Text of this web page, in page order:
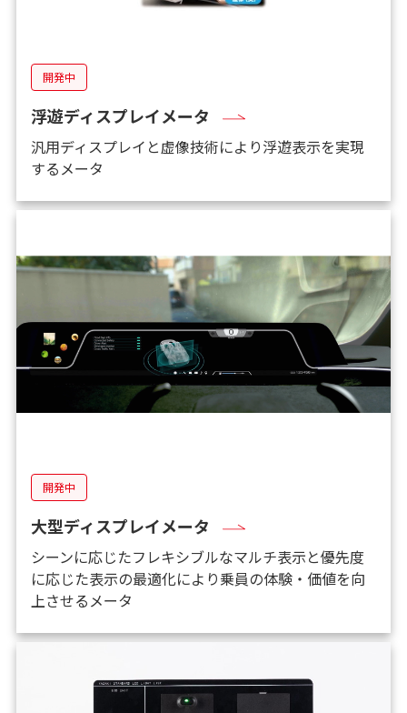
開発中
浮遊ディスプレイメータ
汎用ディスプレイと虚像技術により浮遊表示を実現
するメータ
開発中
大型ディスプレイメータ
シーンに応じたフレキシブルなマルチ表示と優先度
に応じた表示の最適化により乗員の体験・価値を向
上させるメータ